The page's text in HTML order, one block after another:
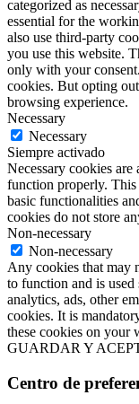
categorized as
essential for the
also use third-party
you use this website.
only with your
cookies. But opting
browsing experience.
Necessary
Necessary
Siempre activado
Necessary cookies
function properly. This
basic functionalities
cookies do not store
Non-necessary
Non-necessary
Any cookies that may
to function and is
analytics, ads, other
cookies. It is
these cookies on your
GUARDAR Y
Centro de